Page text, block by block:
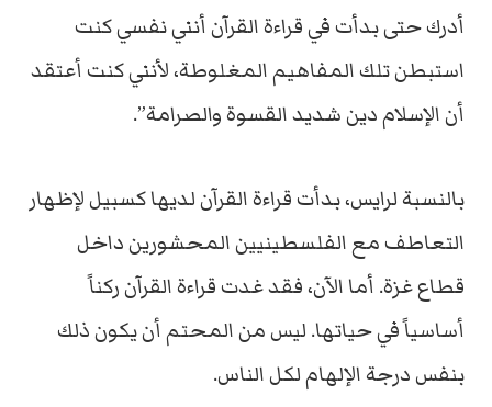
أدرك حتى بدأت في قراءة القرآن أنني نفسي كنت
استبطن تلك المفاهيم المغلوطة، لأنني كنت أعتقد
أن الإسلام دين شديد القسوة والصرامة”.
بالنسبة لرايس، بدأت قراءة القرآن لديها كسبيل لإظهار
التعاطف مع الفلسطينيين المحشورين داخل
قطاع غزة. أما الآن، فقد غدت قراءة القرآن ركناً
أساسياً في حياتها. ليس من المحتم أن يكون ذلك
بنفس درجة الإلهام لكل الناس.